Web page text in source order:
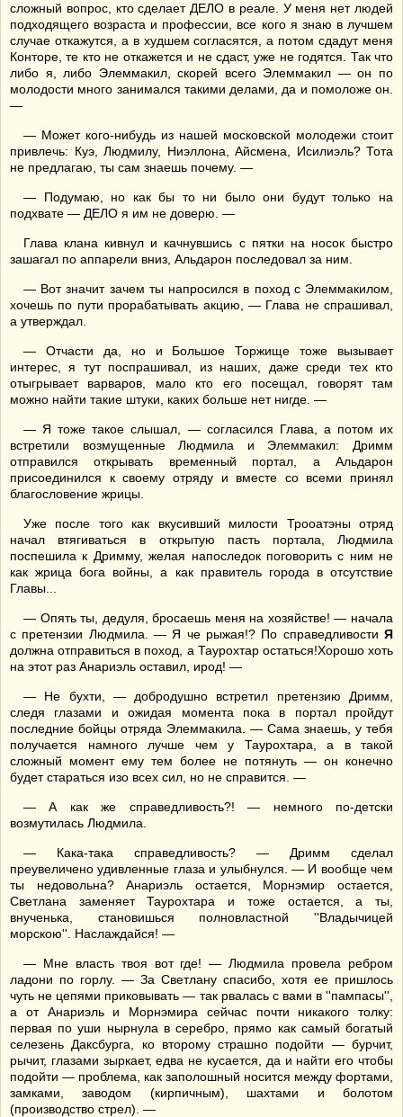
сложный вопрос, кто сделает ДЕЛО в реале. У меня нет людей
подходящего возраста и профессии, все кого я знаю в лучшем
случае откажутся, а в худшем согласятся, а потом сдадут меня
Конторе, те кто не откажется и не сдаст, уже не годятся. Так что
либо я, либо Элеммакил, скорей всего Элеммакил — он по
молодости много занимался такими делами, да и помоложе он.
—
— Может кого-нибудь из нашей московской молодежи стоит
привлечь: Куэ, Людмилу, Ниэллона, Айсмена, Исилиэль? Тота
не предлагаю, ты сам знаешь почему. —
— Подумаю, но как бы то ни было они будут только на
подхвате — ДЕЛО я им не доверю. —
Глава клана кивнул и качнувшись с пятки на носок быстро
зашагал по аппарели вниз, Альдарон последовал за ним.
— Вот значит зачем ты напросился в поход с Элеммакилом,
хочешь по пути прорабатывать акцию, — Глава не спрашивал,
а утверждал.
— Отчасти да, но и Большое Торжище тоже вызывает
интерес, я тут поспрашивал, из наших, даже среди тех кто
отыгрывает варваров, мало кто его посещал, говорят там
можно найти такие штуки, каких больше нет нигде. —
— Я тоже такое слышал, — согласился Глава, а потом их
встретили возмущенные Людмила и Элеммакил: Дримм
отправился открывать временный портал, а Альдарон
присоединился к своему отряду и вместе со всеми принял
благословение жрицы.
Уже после того как вкусивший милости Трооатэны отряд
начал втягиваться в открытую пасть портала, Людмила
поспешила к Дримму, желая напоследок поговорить с ним не
как жрица бога войны, а как правитель города в отсутствие
Главы...
— Опять ты, дедуля, бросаешь меня на хозяйстве! — начала
с претензии Людмила. — Я че рыжая!? По справедливости Я
должна отправиться в поход, а Таурохтар остаться!Хорошо хоть
на этот раз Анариэль оставил, ирод! —
— Не бухти, — добродушно встретил претензию Дримм,
следя глазами и ожидая момента пока в портал пройдут
последние бойцы отряда Элеммакила. — Сама знаешь, у тебя
получается намного лучше чем у Таурохтара, а в такой
сложный момент ему тем более не потянуть — он конечно
будет стараться изо всех сил, но не справится. —
— А как же справедливость?! — немного по-детски
возмутилась Людмила.
— Кака-така справедливость? — Дримм сделал
преувеличено удивленные глаза и улыбнулся. — И вообще чем
ты недовольна? Анариэль остается, Морнэмир остается,
Светлана заменяет Таурохтара и тоже остается, а ты,
внученька, становишься полновластной ''Владычицей
морскою''. Наслаждайся! —
— Мне власть твоя вот где! — Людмила провела ребром
ладони по горлу. — За Светлану спасибо, хотя ее пришлось
чуть не цепями приковывать — так рвалась с вами в ''пампасы'',
а от Анариэль и Морнэмира сейчас почти никакого толку:
первая по уши нырнула в серебро, прямо как самый богатый
селезень Даксбурга, ко второму страшно подойти — бурчит,
рычит, глазами зыркает, едва не кусается, да и найти его чтобы
подойти — проблема, как заполошный носится между фортами,
замками, заводом (кирпичным), шахтами и болотом
(производство стрел). —